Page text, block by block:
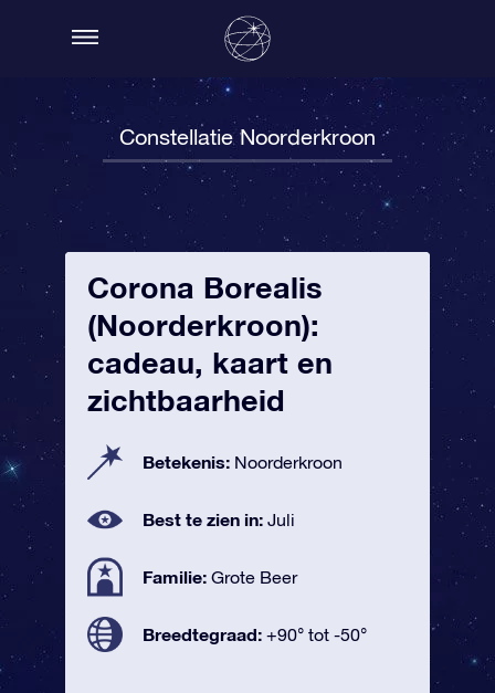
Constellatie Noorderkroon
Corona Borealis
(Noorderkroon):
cadeau, kaart en
zichtbaarheid
Betekenis: Noorderkroon
Best te zien in: Juli
Familie: Grote Beer
Breedtegraad: +90° tot -50°